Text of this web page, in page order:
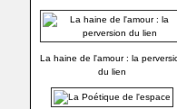
La haine de l'amour : la
du lien